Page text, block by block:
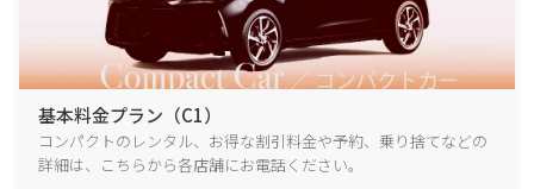
基本料金プラン（C1）
コンパクトのレンタル、お得な割引料金や予約、乗り捨てなどの
詳細は、こちらから各店舗にお電話ください。